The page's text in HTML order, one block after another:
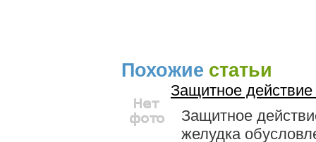
Похожие статьи
Защитное действие
Защитное
желудка